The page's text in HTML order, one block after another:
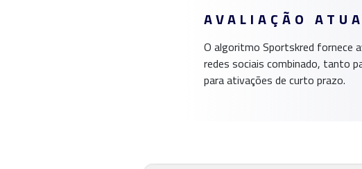
AVALIAÇÃO
O algoritmo Sportskred fornece
redes sociais combinado, tanto
para ativações de curto prazo.